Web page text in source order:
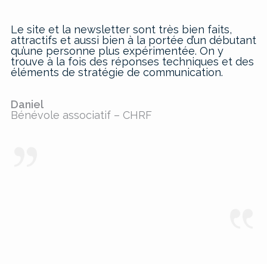
Le site et la newsletter sont très bien faits,
attractifs et aussi bien à la portée d’un débutant
qu’une personne plus expérimentée. On y
trouve à la fois des réponses techniques et des
éléments de stratégie de communication.
Daniel
Bénévole associatif – CHRF